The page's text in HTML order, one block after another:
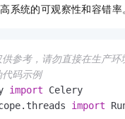
系统的可观察性和容错率。
参考，请勿直接在生产环
码示例
import
import